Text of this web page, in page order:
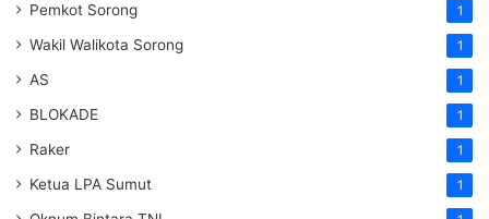
Pemkot Sorong 1
Wakil Walikota Sorong 1
AS 1
BLOKADE 1
Raker 1
Ketua LPA Sumut 1